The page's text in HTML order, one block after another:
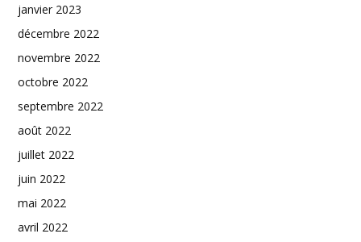
janvier 2023
décembre 2022
novembre 2022
octobre 2022
septembre 2022
août 2022
juillet 2022
juin 2022
mai 2022
avril 2022